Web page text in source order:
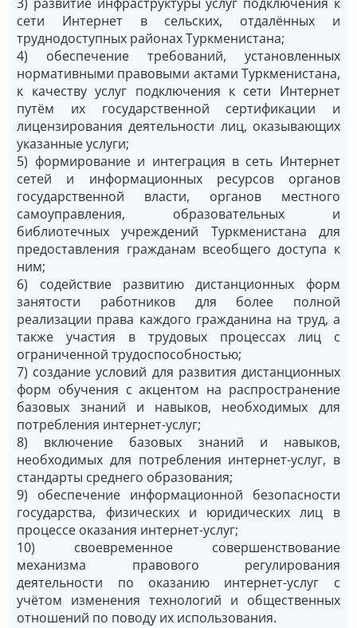
сети Интернет в сельских, отдалённых и
труднодоступных районах Туркменистана;
4) обеспечение требований, установленных
нормативными правовыми актами Туркменистана,
к качеству услуг подключения к сети Интернет
путём их государственной сертификации и
лицензирования деятельности лиц, оказывающих
указанные услуги;
5) формирование и интеграция в сеть Интернет
сетей и информационных ресурсов органов
государственной власти, органов местного
самоуправления, образовательных и
библиотечных учреждений Туркменистана для
предоставления гражданам всеобщего доступа к
ним;
6) содействие развитию дистанционных форм
занятости работников для более полной
реализации права каждого гражданина на труд, а
также участия в трудовых процессах лиц с
ограниченной трудоспособностью;
7) создание условий для развития дистанционных
форм обучения с акцентом на распространение
базовых знаний и навыков, необходимых для
потребления интернет-услуг;
8) включение базовых знаний и навыков,
необходимых для потребления интернет-услуг, в
стандарты среднего образования;
9) обеспечение информационной безопасности
государства, физических и юридических лиц в
процессе оказания интернет-услуг;
10) своевременное совершенствование
механизма правового регулирования
деятельности по оказанию интернет-услуг с
учётом изменения технологий и общественных
отношений по поводу их использования.